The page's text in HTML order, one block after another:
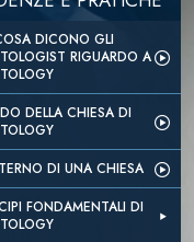
DICONO GLI
RIGUARDO A
DELLA CHIESA DI
DI UNA CHIESA
FONDAMENTALI DI